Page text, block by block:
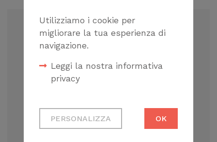
Utilizziamo i cookie per
migliorare la tua esperienza di
navigazione.
Leggi la nostra informativa
privacy
Cookie tecnici
Necessari per
PERSONALIZZA OK
UNI – ENTE NAZIONALE